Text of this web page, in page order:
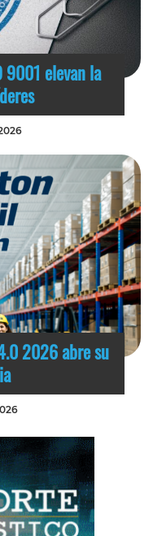
9001 elevan la
2026 abre su